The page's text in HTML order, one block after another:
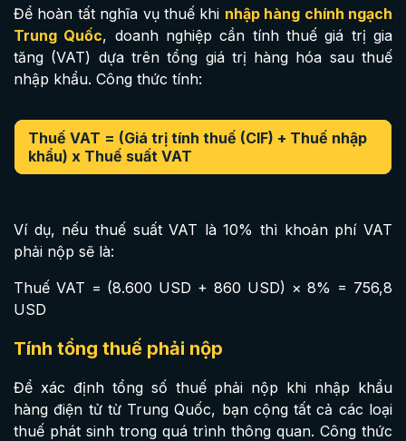
Để hoàn tất nghĩa vụ thuế khi nhập hàng chính ngạch
Trung Quốc, doanh nghiệp cần tính thuế giá trị gia
tăng (VAT) dựa trên tổng giá trị hàng hóa sau thuế
nhập khẩu. Công thức tính:
Thuế VAT = (Giá trị tính thuế (CIF) + Thuế nhập
khẩu) x Thuế suất VAT
Ví dụ, nếu thuế suất VAT là 10% thì khoản phí VAT
phải nộp sẽ là:
Thuế VAT = (8.600 USD + 860 USD) × 8% = 756,8
USD
Tính tổng thuế phải nộp
Để xác định tổng số thuế phải nộp khi nhập khẩu
hàng điện tử từ Trung Quốc, bạn cộng tất cả các loại
thuế phát sinh trong quá trình thông quan. Công thức